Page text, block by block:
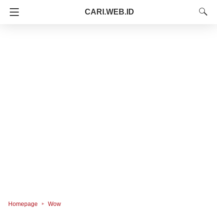
CARI.WEB.ID
Homepage Wow